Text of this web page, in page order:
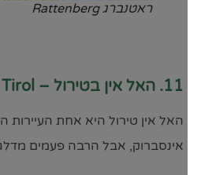
ראטנברג Rattenberg
11. האל אין בטירול – Hall in Tirol
האל אין טירול היא אחת העיירות
אינסברוק, אבל הרבה פעמים